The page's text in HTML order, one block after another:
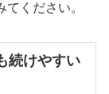
ください。
続けやすい